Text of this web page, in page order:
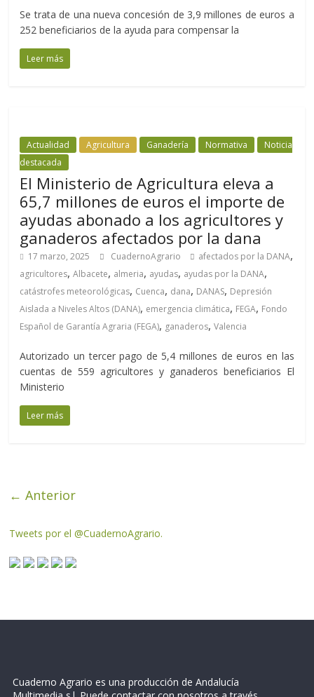
Se trata de una nueva concesión de 3,9 millones de euros a
252 beneficiarios de la ayuda para compensar la
Leer más
Actualidad Agricultura Ganadería Normativa
Noticia
destacada
El Ministerio de Agricultura eleva a
65,7 millones de euros el importe de
ayudas abonado a los agricultores y
ganaderos afectados por la dana
17 marzo, 2025 CuadernoAgrario afectados por la DANA,
agricultores,Albacete, almeria, ayudas, ayudas por la DANA,
catástrofes meteorológicas, Cuenca, dana, DANAS, Depresión
Aislada a Niveles Altos (DANA), emergencia climática, FEGA, Fondo
Español de Garantía Agraria (FEGA), ganaderos,Valencia
Autorizado un tercer pago de 5,4 millones de euros en las
cuentas de 559 agricultores y ganaderos beneficiarios El
Ministerio
Leer más
← Anterior
Tweets por el @CuadernoAgrario.
Cuaderno Agrario es una producción de Andalucía